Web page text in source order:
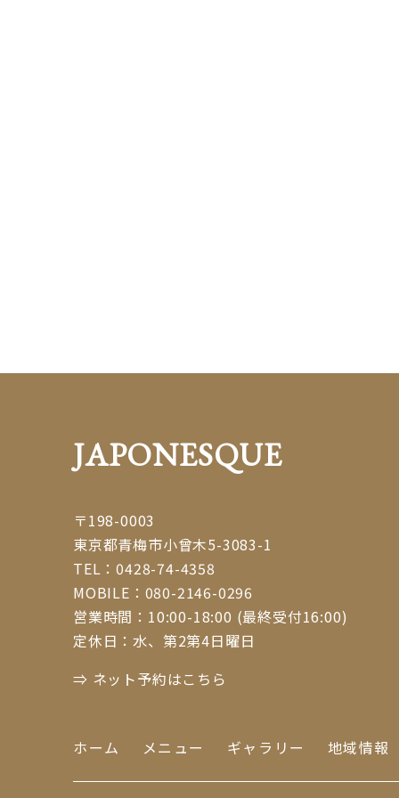
JAPONESQUE
〒198-0003
東京都青梅市小曾木5-3083-1
TEL：0428-74-4358
MOBILE： 080-2146-0296
営業時間：10:00-18:00 (最終受付16:00)
定休日：水、第2第4日曜日
⇒ ネット予約はこちら
ホーム メニュー ギャラリー 地域情報